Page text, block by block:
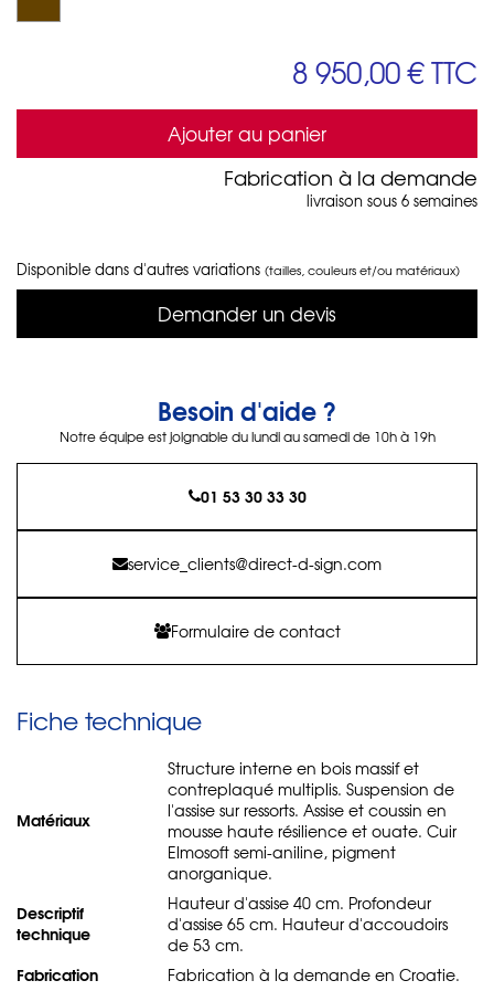
8 950,00 €TTC
Ajouter au panier
Fabrication à la demande
livraison sous 6 semaines
Disponible dans d'autres variations (tailles, couleurs et/ou matériaux)
Demander un devis
Besoin d'aide ?
Notre équipe est joignable du lundi au samedi de 10h à 19h
01 53 30 33 30
service_clients@direct-d-sign.com
Formulaire de contact
Fiche technique
Matériaux
Structure interne en bois massif et
contreplaqué multiplis. Suspension de
l'assise sur ressorts. Assise et coussin en
mousse haute résilience et ouate. Cuir
Elmosoft semi-aniline, pigment
anorganique.
Descriptif
technique
Hauteur d'assise 40 cm. Profondeur
d'assise 65 cm. Hauteur d'accoudoirs
de 53 cm.
Fabrication Fabrication à la demande en Croatie.